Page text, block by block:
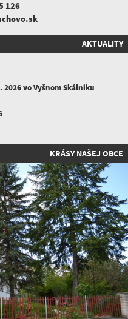
126
AKTUALITY
vo Vyšnom Skálniku
KRÁSY NAŠEJ OBCE